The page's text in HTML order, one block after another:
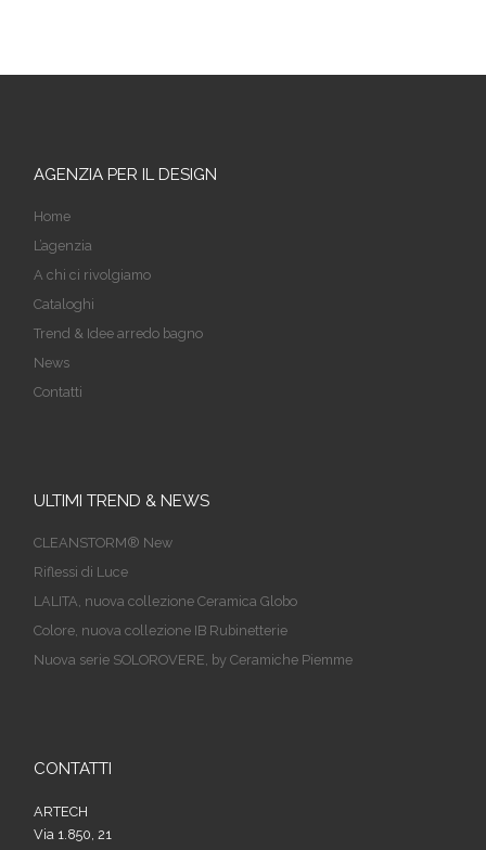
AGENZIA PER IL DESIGN
Home
L’agenzia
A chi ci rivolgiamo
Cataloghi
Trend & Idee arredo bagno
News
Contatti
ULTIMI TREND & NEWS
CLEANSTORM® New
Riflessi di Luce
LALITA, nuova collezione Ceramica Globo
Colore, nuova collezione IB Rubinetterie
Nuova serie SOLOROVERE, by Ceramiche Piemme
CONTATTI
ARTECH
Via 1.850, 21